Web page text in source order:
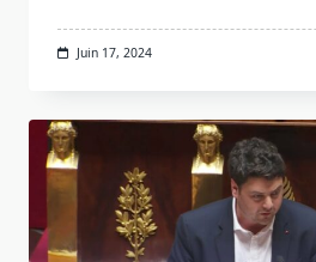
Juin 17, 2024